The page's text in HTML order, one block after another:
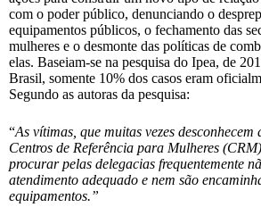
com o poder público, denunciando o
equipamentos públicos, o fechamento das
mulheres e o desmonte das políticas de
elas. Baseiam-se na pesquisa do Ipea, de
Brasil, somente 10% dos casos eram
Segundo as autoras da pesquisa:
“As vítimas, que muitas vezes desconhecem
Centros de Referência para Mulheres
procurar pelas delegacias frequentemente
atendimento adequado e nem são
equipamentos.”